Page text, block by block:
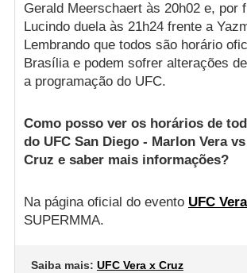
Gerald Meerschaert às 20h02 e, por
Lucindo duela às 21h24 frente a
Lembrando que todos são horário
Brasília e podem sofrer alterações
a programação do UFC.
Como posso ver os horários de
do UFC San Diego - Marlon Vera
Cruz e saber mais informações?
Na página oficial do evento UFC
SUPERMMA.
Saiba mais: UFC Vera x Cruz